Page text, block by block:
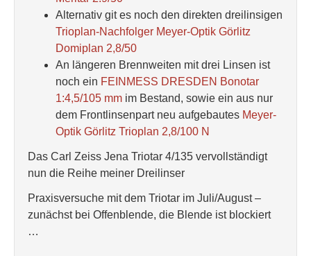
Alternativ git es noch den direkten dreilinsigen
Trioplan-Nachfolger Meyer-Optik Görlitz
Domiplan 2,8/50
An längeren Brennweiten mit drei Linsen ist
noch ein FEINMESS DRESDEN Bonotar
1:4,5/105 mm im Bestand, sowie ein aus nur
dem Frontlinsenpart neu aufgebautes Meyer-
Optik Görlitz Trioplan 2,8/100 N
Das Carl Zeiss Jena Triotar 4/135 vervollständigt
nun die Reihe meiner Dreilinser
Praxisversuche mit dem Triotar im Juli/August –
zunächst bei Offenblende, die Blende ist blockiert
…